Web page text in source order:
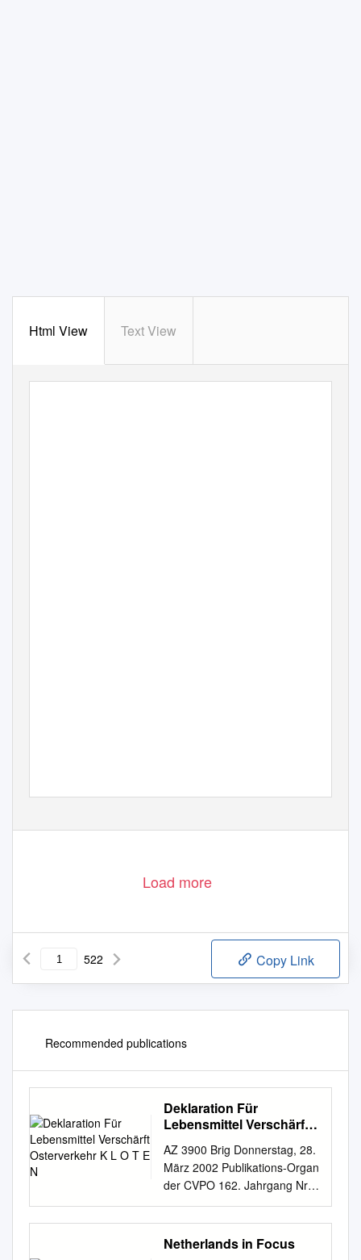
Html View Text View
Load more
522 Copy Link
Recommended publications
Deklaration Für
Lebensmittel Verschärft
AZ 3900 Brig Donnerstag, 28.
März 2002 Publikations-Organ
der CVPO 162. Jahrgang Nr.
72 Fr. 2.— Unabhängige
Tageszeitung Auflage: 27 509
Ex. Redaktion: Tel. 027/922
Netherlands in Focus